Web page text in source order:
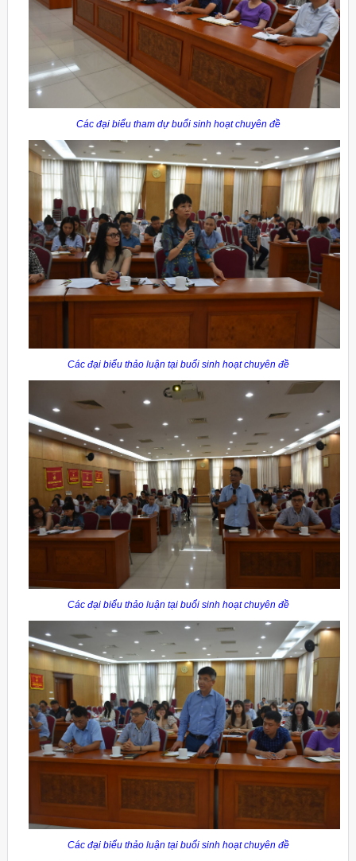
Các đại biểu tham dự buổi sinh hoạt chuyên đề
Các đại biểu thảo luận tại buổi sinh hoạt chuyên đề
Các đại biểu thảo luận tại buổi sinh hoạt chuyên đề
Các đại biểu thảo luận tại buổi sinh hoạt chuyên đề